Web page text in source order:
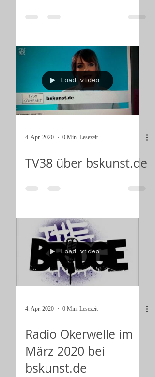
Load video
4. Apr. 2020 0 Min. Lesezeit
TV38 über bskunst.de
Load video
4. Apr. 2020 0 Min. Lesezeit
Radio Okerwelle im
März 2020 bei
bskunst.de